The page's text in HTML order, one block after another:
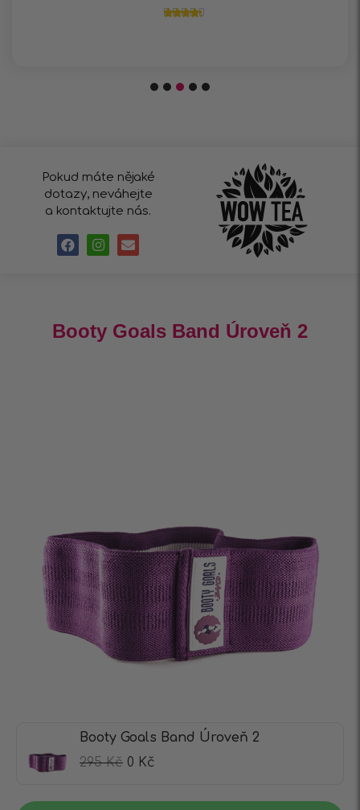
    
Pokud máte nějaké
dotazy, neváhejte
a kontaktujte nás.
Booty Goals Band Úroveň 2
Booty Goals Band Úroveň 2
295Kč 0 Kč